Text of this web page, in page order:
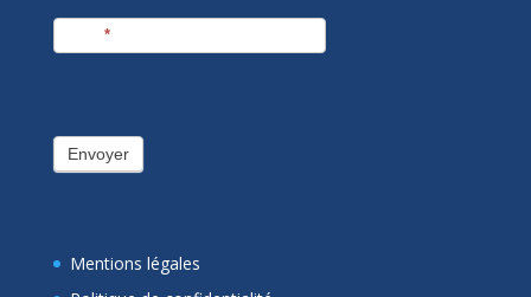
*
Envoyer
Mentions légales